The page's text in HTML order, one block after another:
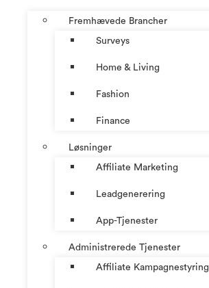
Fremhævede Brancher
Surveys
Home & Living
Fashion
Finance
Løsninger
Affiliate Marketing
Leadgenerering
App-Tjenester
Administrerede Tjenester
Affiliate Kampagnestyring